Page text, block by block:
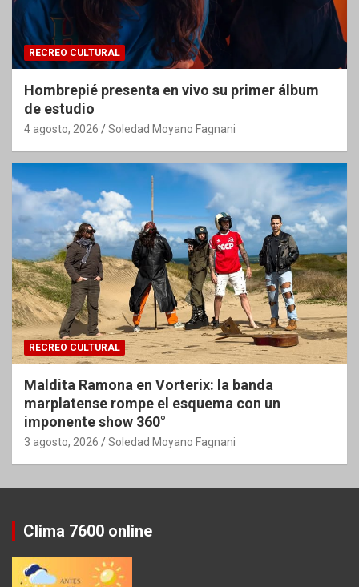
RECREO CULTURAL
Hombrepié presenta en vivo su primer álbum
de estudio
4 agosto, 2026 Soledad Moyano Fagnani
RECREO CULTURAL
Maldita Ramona en Vorterix: la banda
marplatense rompe el esquema con un
imponente show 360°
3 agosto, 2026 Soledad Moyano Fagnani
Clima 7600 online